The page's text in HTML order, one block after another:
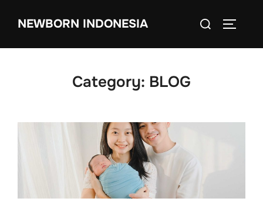
NEWBORN INDONESIA
Search
Category: BLOG